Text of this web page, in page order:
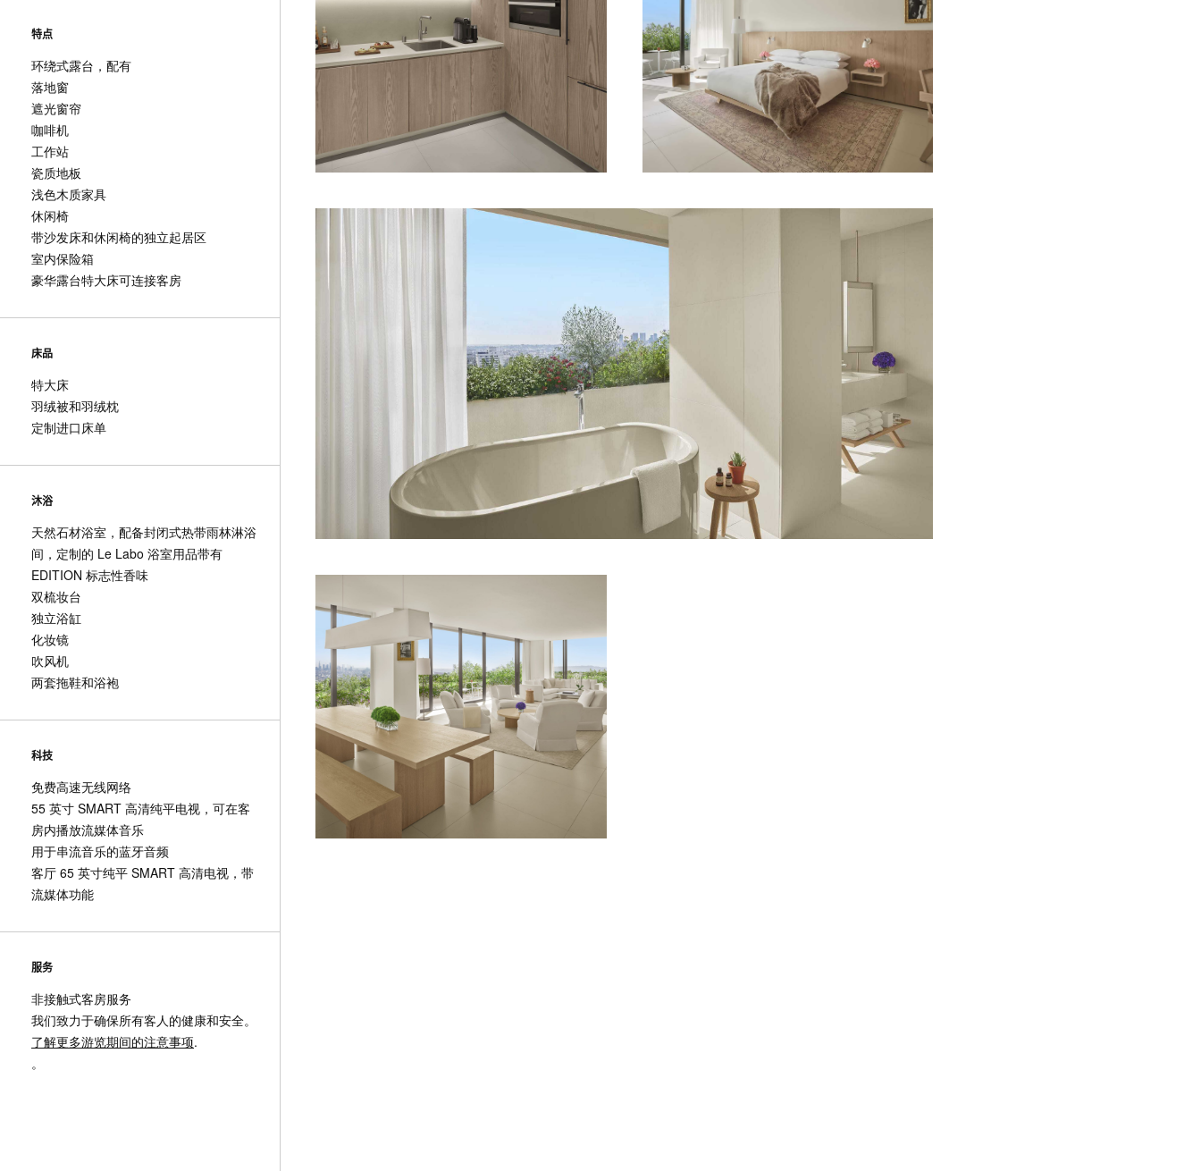
特点
环绕式露台，配有
落地窗
遮光窗帘
咖啡机
工作站
瓷质地板
浅色木质家具
休闲椅
带沙发床和休闲椅的独立起居区
室内保险箱
豪华露台特大床可连接客房
床品
特大床
羽绒被和羽绒枕
定制进口床单
沐浴
天然石材浴室，配备封闭式热带雨林淋浴
间，定制的 Le Labo 浴室用品带有
EDITION 标志性香味
双梳妆台
独立浴缸
化妆镜
吹风机
两套拖鞋和浴袍
科技
免费高速无线网络
55 英寸 SMART 高清纯平电视，可在客
房内播放流媒体音乐
用于串流音乐的蓝牙音频
客厅 65 英寸纯平 SMART 高清电视，带
流媒体功能
服务
非接触式客房服务
我们致力于确保所有客人的健康和安全。
了解更多游览期间的注意事项.
。